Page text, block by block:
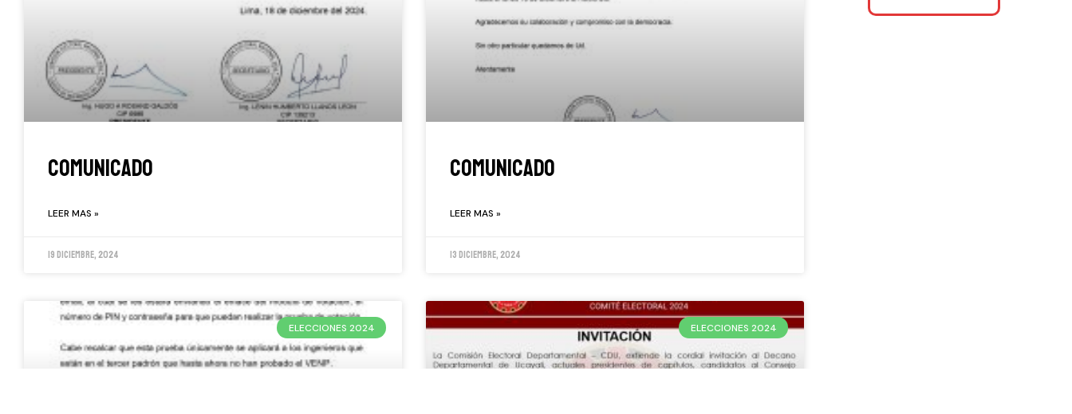
COMUNICADO
LEER MAS »
19 diciembre, 2024
COMUNICADO
LEER MAS »
13 diciembre, 2024
ELECCIONES 2024 ELECCIONES 2024